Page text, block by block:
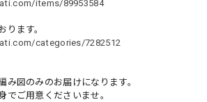
items/89953584
ます。
categories/7282512
み図のみのお届けになります。
でご用意くださいませ。